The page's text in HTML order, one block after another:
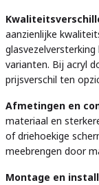
aanzienlijke
varianten. Bij acryl
prijsverschil ten
Afmetingen en
materiaal en
of driehoekige
meebrengen door
Montage en